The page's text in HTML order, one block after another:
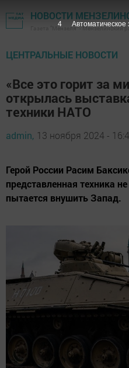
НОВОСТИ
Газета "Мензеля" - Мензелинский
ЦЕНТРАЛЬНЫЕ НОВОСТИ
«Все это горит за
открылась
техники НАТО
admin, 13 ноября 2024 -
Герой России Расим
представленная техника
пытается внушить Запад.
2 Автоматическое